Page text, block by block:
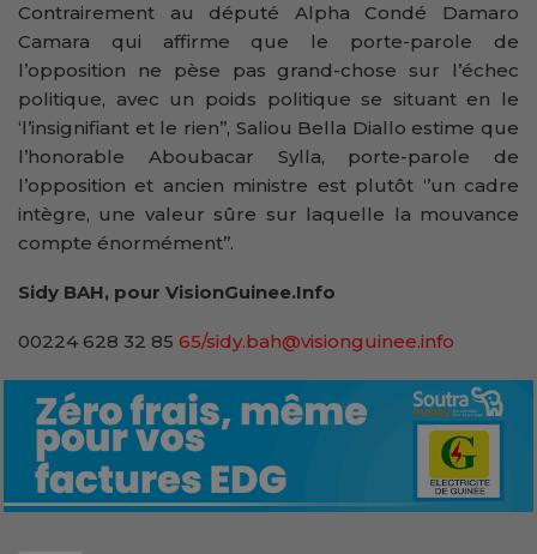
Contrairement au député Alpha Condé Damaro
Camara qui affirme que le porte-parole de
l’opposition ne pèse pas grand-chose sur l’échec
politique, avec un poids politique se situant en le
‘l’insignifiant et le rien’’, Saliou Bella Diallo estime que
l’honorable Aboubacar Sylla, porte-parole de
l’opposition et ancien ministre est plutôt ‘’un cadre
intègre, une valeur sûre sur laquelle la mouvance
compte énormément’’.
Sidy BAH, pour VisionGuinee.Info
00224 628 32 85 65/sidy.bah@visionguinee.info